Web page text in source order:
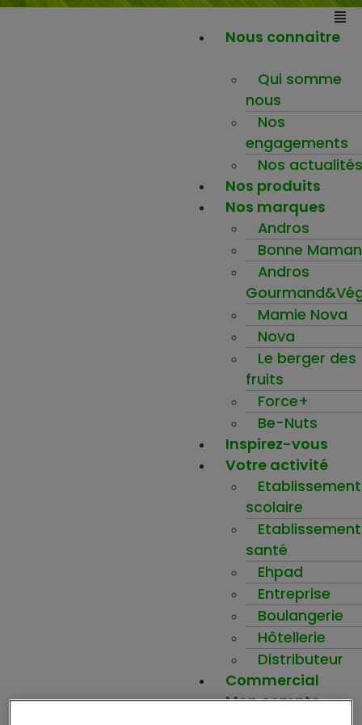
Nous connaitre
Qui somme
nous
Nos
engagements
Nos actualités
Nos produits
Nos marques
Andros
Bonne Maman
Andros
Mamie Nova
Nova
Le berger des
fruits
Force+
Be-Nuts
Inspirez-vous
Votre activité
Etablissement
scolaire
santé
Ehpad
Entreprise
Boulangerie
Hôtellerie
Distributeur
Commercial
Mon compte